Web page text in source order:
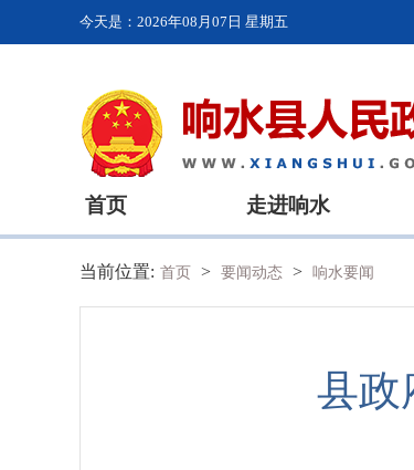
今天是： 2026年08月07日 星期五
首页 走进响水
当前位置: 首页 > 要闻动态 > 响水要闻
县政